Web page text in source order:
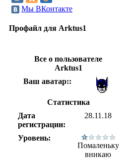
Мы ВКонтакте
Профайл для Arktus1
Все о пользователе
Arktus1
Ваш аватар::
Статистика
Дата
регистрации:
28.11.18
Уровень:
Помаленьку
вникаю